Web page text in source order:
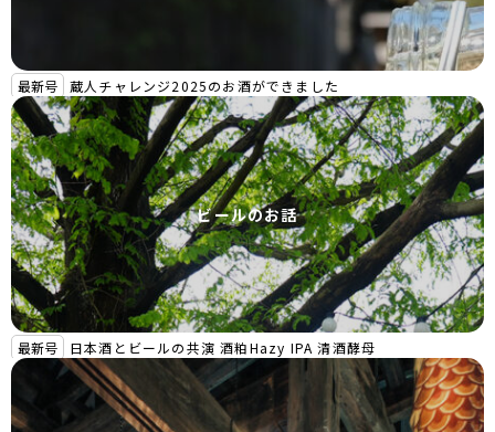
最新号 蔵人チャレンジ2025のお酒ができました
ビールのお話
最新号 日本酒とビールの共演 酒粕Hazy IPA 清酒酵母